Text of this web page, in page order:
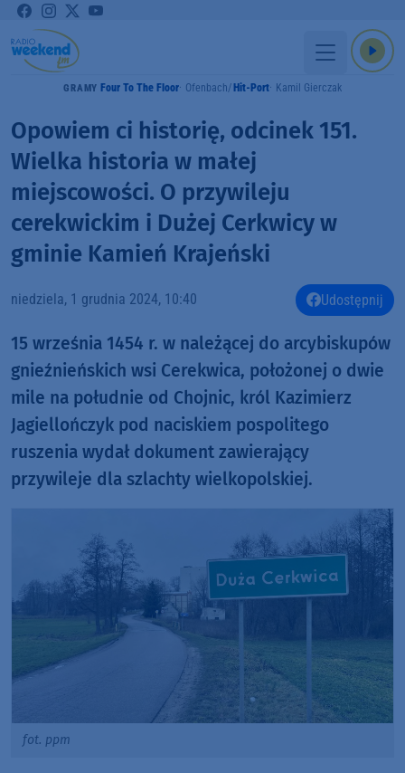
GRAMY Four To The Floor Ofenbach Hit-Port Kamil Gierczak
Opowiem ci historię, odcinek 151.
Wielka historia w małej
miejscowości. O przywileju
cerekwickim i Dużej Cerkwicy w
gminie Kamień Krajeński
niedziela, 1 grudnia 2024, 10:40 Udostępnij
15 września 1454 r. w należącej do arcybiskupów
gnieźnieńskich wsi Cerekwica, położonej o dwie
mile na południe od Chojnic, król Kazimierz
Jagiellończyk pod naciskiem pospolitego
ruszenia wydał dokument zawierający
przywileje dla szlachty wielkopolskiej.
fot. ppm